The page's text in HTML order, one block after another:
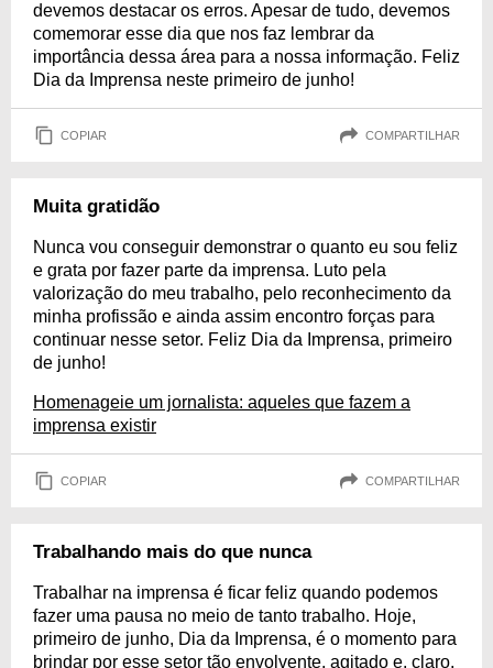
devemos destacar os erros. Apesar de tudo, devemos
comemorar esse dia que nos faz lembrar da
importância dessa área para a nossa informação. Feliz
Dia da Imprensa neste primeiro de junho!
COPIAR COMPARTILHAR
Muita gratidão
Nunca vou conseguir demonstrar o quanto eu sou feliz
e grata por fazer parte da imprensa. Luto pela
valorização do meu trabalho, pelo reconhecimento da
minha profissão e ainda assim encontro forças para
continuar nesse setor. Feliz Dia da Imprensa, primeiro
de junho!
Homenageie um jornalista: aqueles que fazem a
imprensa existir
COPIAR COMPARTILHAR
Trabalhando mais do que nunca
Trabalhar na imprensa é ficar feliz quando podemos
fazer uma pausa no meio de tanto trabalho. Hoje,
primeiro de junho, Dia da Imprensa, é o momento para
brindar por esse setor tão envolvente, agitado e, claro,